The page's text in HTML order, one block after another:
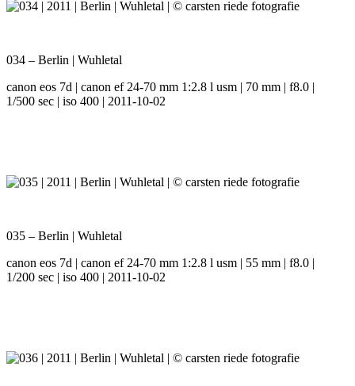
034 – Berlin | Wuhletal
canon eos 7d | canon ef 24-70 mm 1:2.8 l usm | 70 mm | f8.0 |
1/500 sec | iso 400 | 2011-10-02
035 – Berlin | Wuhletal
canon eos 7d | canon ef 24-70 mm 1:2.8 l usm | 55 mm | f8.0 |
1/200 sec | iso 400 | 2011-10-02